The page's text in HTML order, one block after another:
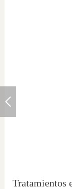
Tratamientos